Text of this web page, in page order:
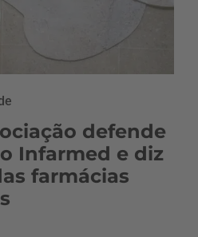
defende
Infarmed e diz
farmácias